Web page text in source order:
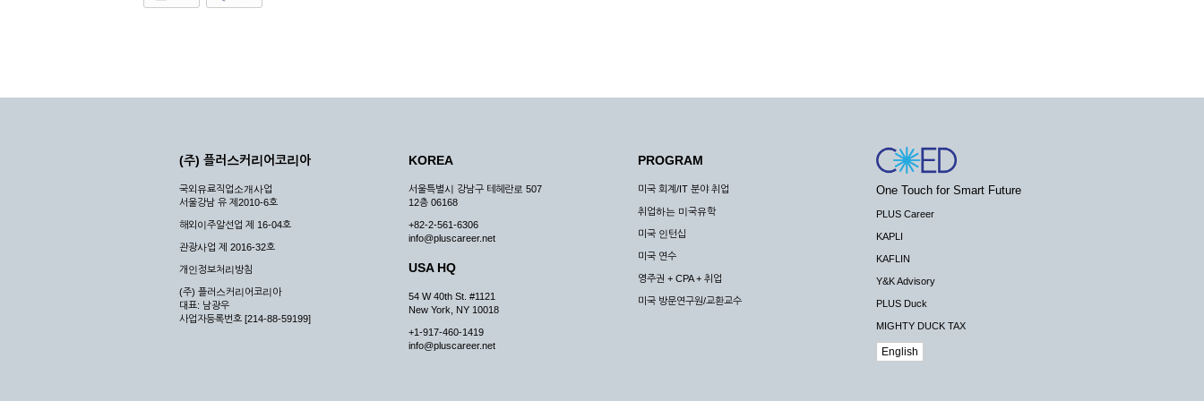
(주) 플러스커리어코리아
국외유료직업소개사업
서울강남 유 제2010-6호
해외이주알선업 제 16-04호
관광사업 제 2016-32호
개인정보처리방침
(주) 플러스커리어코리아
대표: 남광우
사업자등록번호 [214-88-59199]
KOREA
서울특별시 강남구 테헤란로 507
12층 06168
+82-2-561-6306
info@pluscareer.net
USA HQ
54 W 40th St. #1121
New York, NY 10018
+1-917-460-1419
info@pluscareer.net
PROGRAM
미국 회계/IT 분야 취업
취업하는 미국유학
미국 인턴십
미국 연수
영주권 + CPA + 취업
미국 방문연구원/교환교수
One Touch for Smart Future
PLUS Career
KAPLI
KAFLIN
Y&K Advisory
PLUS Duck
MIGHTY DUCK TAX
English